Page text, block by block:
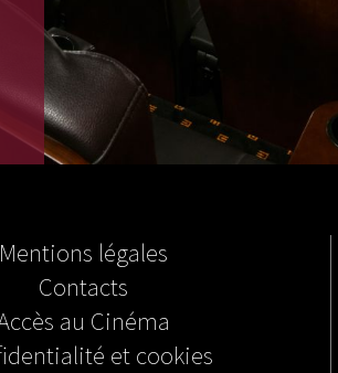
Mentions légales
Contacts
au Cinéma
et cookies